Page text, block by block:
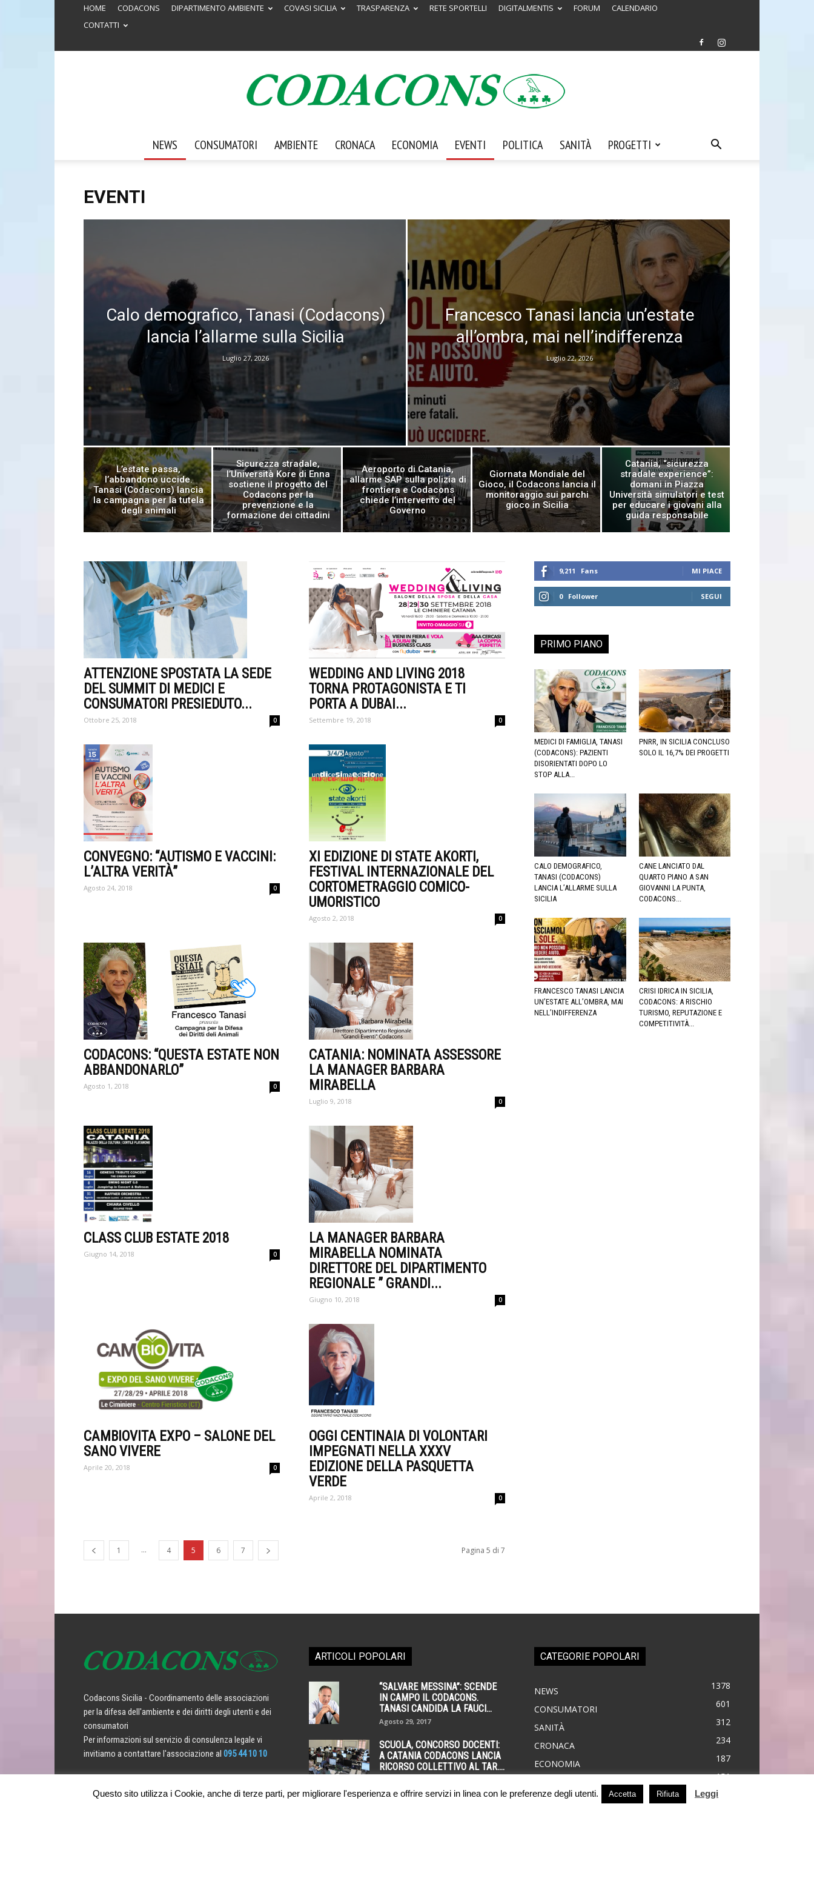
HOME CODACONS DIPARTIMENTO AMBIENTE COVASI SICILIA TRASPARENZA RETE SPORTELLI DIGITALMENTIS FORUM
CALENDARIO
CONTATTI
Codacons
Sicilia
NEWS CONSUMATORI AMBIENTE CRONACA ECONOMIA EVENTI POLITICA SANITÀ PROGETTI
EVENTI
Calo demografico, Tanasi (Codacons)
lancia l’allarme sulla Sicilia
Luglio 27, 2026
Francesco Tanasi lancia un’estate
all’ombra, mai nell’indifferenza
Luglio 22, 2026
L’estate passa,
l’abbandono uccide.
Tanasi (Codacons) lancia
la campagna per la tutela
degli animali
Sicurezza stradale,
l’Università Kore di Enna
sostiene il progetto del
Codacons per la
prevenzione e la
formazione dei cittadini
Aeroporto di Catania,
allarme SAP sulla polizia di
frontiera e Codacons
chiede l’intervento del
Governo
Giornata Mondiale del
Gioco, il Codacons lancia il
monitoraggio sui parchi
gioco in Sicilia
Catania, “sicurezza
stradale experience”:
domani in Piazza
Università simulatori e test
per educare i giovani alla
guida responsabile
ATTENZIONE SPOSTATA LA SEDE
DEL SUMMIT DI MEDICI E
CONSUMATORI PRESIEDUTO...
Ottobre 25, 2018 0
WEDDING AND LIVING 2018
TORNA PROTAGONISTA E TI
PORTA A DUBAI...
Settembre 19, 2018 0
CONVEGNO: “AUTISMO E VACCINI:
L’ALTRA VERITÀ”
Agosto 24, 2018 0
XI EDIZIONE DI STATE AKORTI,
FESTIVAL INTERNAZIONALE DEL
CORTOMETRAGGIO COMICO-
UMORISTICO
Agosto 2, 2018 0
CODACONS: “QUESTA ESTATE NON
ABBANDONARLO”
Agosto 1, 2018 0
CATANIA: NOMINATA ASSESSORE
LA MANAGER BARBARA
MIRABELLA
Luglio 9, 2018 0
CLASS CLUB ESTATE 2018
Giugno 14, 2018 0
LA MANAGER BARBARA
MIRABELLA NOMINATA
DIRETTORE DEL DIPARTIMENTO
REGIONALE ” GRANDI...
Giugno 10, 2018 0
CAMBIOVITA EXPO – SALONE DEL
SANO VIVERE
Aprile 20, 2018 0
OGGI CENTINAIA DI VOLONTARI
IMPEGNATI NELLA XXXV
EDIZIONE DELLA PASQUETTA
VERDE
Aprile 2, 2018 0
1 ... 4 5 6 7 Pagina 5 di 7
9,211 Fans MI PIACE
0 Follower SEGUI
PRIMO PIANO
MEDICI DI FAMIGLIA, TANASI
(CODACONS): PAZIENTI
DISORIENTATI DOPO LO
STOP ALLA...
PNRR, IN SICILIA CONCLUSO
SOLO IL 16,7% DEI PROGETTI
CALO DEMOGRAFICO,
TANASI (CODACONS)
LANCIA L’ALLARME SULLA
SICILIA
CANE LANCIATO DAL
QUARTO PIANO A SAN
GIOVANNI LA PUNTA,
CODACONS...
FRANCESCO TANASI LANCIA
UN’ESTATE ALL’OMBRA, MAI
NELL’INDIFFERENZA
CRISI IDRICA IN SICILIA,
CODACONS: A RISCHIO
TURISMO, REPUTAZIONE E
COMPETITIVITÀ...
Codacons Sicilia - Coordinamento delle associazioni
per la difesa dell'ambiente e dei diritti degli utenti e dei
consumatori
Per informazioni sul servizio di consulenza legale vi
invitiamo a contattare l'associazione al 095 44 10 10
ARTICOLI POPOLARI
“SALVARE MESSINA”: SCENDE
IN CAMPO IL CODACONS.
TANASI CANDIDA LA FAUCI...
Agosto 29, 2017
SCUOLA, CONCORSO DOCENTI:
A CATANIA CODACONS LANCIA
RICORSO COLLETTIVO AL TAR....
CATEGORIE POPOLARI
NEWS 1378
CONSUMATORI 601
SANITÀ 312
CRONACA 234
ECONOMIA 187
151
POLITICA 150
Questo sito utilizza i Cookie, anche di terze parti, per migliorare l'esperienza e offrire servizi in linea con le preferenze degli utenti. Accetta Rifiuta Leggi